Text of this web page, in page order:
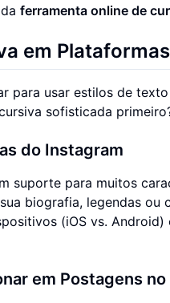
ferramenta online de
em
para usar estilos de
sofisticada
do Instagram
suporte para muitos
biografia, legendas
(iOS vs.
em Postagens